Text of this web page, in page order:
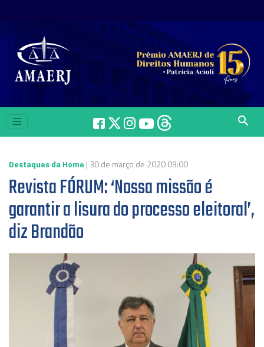
search
Destaques da Home | 30 de março de 2020 09:00
Revista FÓRUM: ‘Nossa missão é
garantir a lisura do processo eleitoral’,
diz Brandão